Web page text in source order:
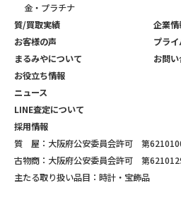
金・プラチナ
質/買取実績
お客様の声
まるみやについて
お役立ち情報
ニュース
LINE査定について
採用情報
企業情
プラ
お問
質 屋：大阪府公安委員会許可 第
古物商：大阪府公安委員会許可 第
主たる取り扱い品目：時計・宝飾品